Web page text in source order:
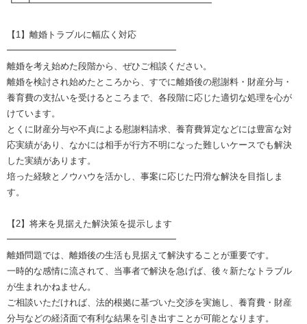
┗━┻━━━━━━━━━━━━━━━━━━━━
【1】離婚トラブルに幅広く対応
━━━━━━━━━━━━━━━━━━━
離婚を考え始めた段階から、ぜひご相談ください。
離婚を検討され始めたところから、すでに離婚後の慰謝料・財産分与・
養育費の支払いを受けるところまで、各段階に応じた適切な処理を心が
けています。
とくに財産分与や不貞による慰謝料請求、養育費算定などには豊富な対
応実績があり、なかには相手が行方不明になった難しいケースでも解決
した実績があります。
培った経験とノウハウを活かし、事案に応じた円滑な解決を目指しま
す。
【2】将来を見据えた解決策を提示します
━━━━━━━━━━━━━━━━━━━
離婚問題では、離婚後の生活も見据えて解決することが重要です。
一時的な感情に流されて、当事者で解決を急げば、後々新たなトラブル
が生まれかねません。
ご相談いただければ、法的根拠に基づいた交渉を実施し、養育費・財産
分与などの経済面で有利な結果を引き出すことが可能となります。